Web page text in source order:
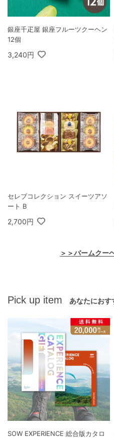
銀座千疋屋 銀座フルーツクーヘン
12個
3,240円
セレブコレクション スイーツアソ
ート B
2,700円
＞＞バームクー
Pick up item あなたにおす
SOW EXPERIENCE 総合版カタロ